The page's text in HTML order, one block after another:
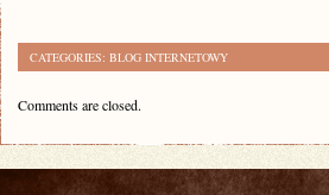
CATEGORIES: BLOG INTERNETOWY
Comments are closed.